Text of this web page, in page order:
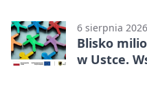
6 sierpnia 2026
Blisko
w Ustce.